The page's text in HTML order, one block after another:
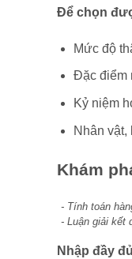
Để chọn
Mức độ
Đặc điểm
Kỷ niệm
Nhân vật,
Khám
- Tính toán
- Luận giải kết
Nhập đầy